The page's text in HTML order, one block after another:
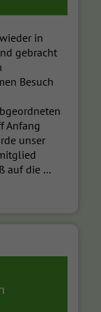
in
gebracht
Besuch
Anfang
unser
auf die ...